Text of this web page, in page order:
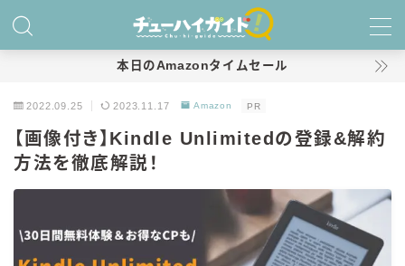
特集！
商品レビュー
本日のAmazonタイムセール
2022.09.25 2023.11.17 Amazon PR
【画像付き】Kindle Unlimitedの登録&解約
方法を徹底解説！